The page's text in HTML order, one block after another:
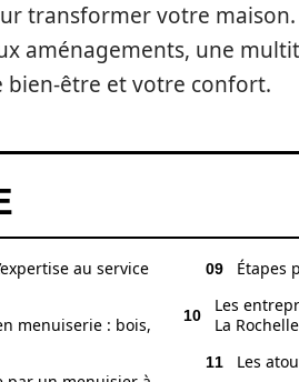
transformer votre maison.
aménagements, une
être et votre confort.
au service
menuiserie : bois,
Étapes
Les
La Rochelle
Les